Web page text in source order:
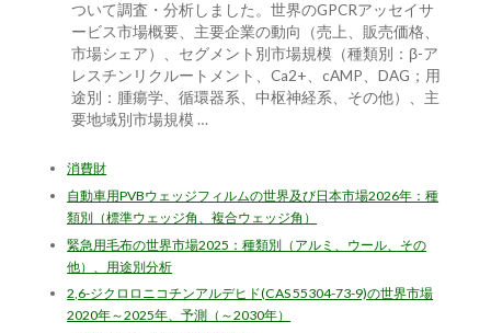
ついて調査・分析しました。世界のGPCRアッセイサ
ービス市場概要、主要企業の動向（売上、販売価格、
市場シェア）、セグメント別市場規模（種類別：β-ア
レスチンリクルートメント、Ca2+、cAMP、DAG；用
途別：腫瘍学、循環器系、中枢神経系、その他）、主
要地域別市場規模 …
消費財
自動車用PVBウェッジフィルムの世界及び日本市場2026年：種
類別（標準ウェッジ角、複合ウェッジ角）
緊急用毛布の世界市場2025：種類別（アルミ、ウール、その
他）、用途別分析
2,6-ジクロロニコチンアルデヒド(CAS 55304-73-9)の世界市場
2020年～2025年、予測（～2030年）